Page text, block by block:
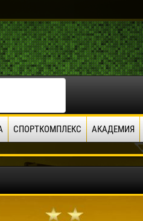
СПОРТКОМПЛЕКС АКАДЕМИЯ